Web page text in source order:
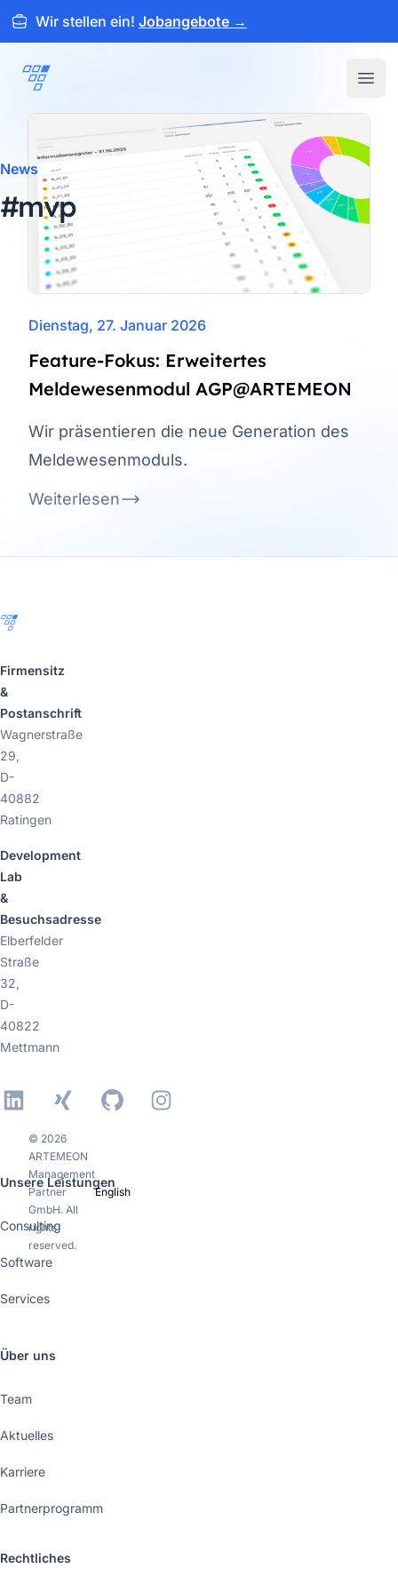
Wir stellen ein! Jobangebote →
ARTEMEON
News
#mvp
Dienstag, 27. Januar 2026
Feature-Fokus: Erweitertes
Meldewesenmodul AGP@ARTEMEON
Wir präsentieren die neue Generation des
Meldewesenmoduls.
Weiterlesen
Firmensitz
&
Postanschrift
Wagnerstraße
29,
D-
40882
Ratingen
Development
Lab
&
Besuchsadresse
Elberfelder
Straße
32,
D-
40822
Mettmann
LinkedIn
Xing GitHubInstagram
Unsere Leistungen
Consulting
Software
Services
Über uns
Team
Aktuelles
Karriere
Partnerprogramm
Rechtliches
© 2026
ARTEMEON
Management
Partner
GmbH. All
rights
reserved.
English